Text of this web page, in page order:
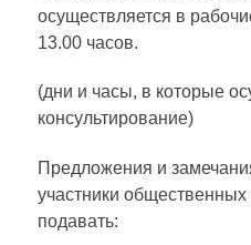
осуществляется в
13.00 часов.
(дни и часы, в которые
консультирование)
Предложения и
участники
подавать: